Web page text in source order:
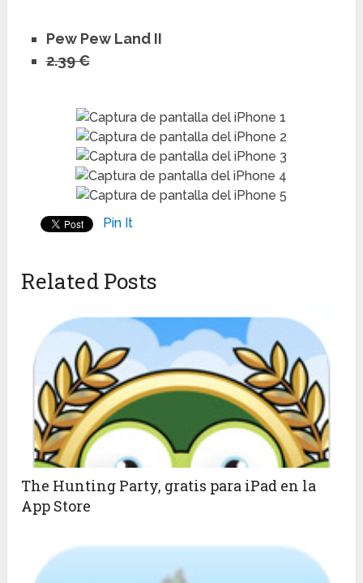
Pew Pew Land II
2.39 €
Pin It
Related Posts
The Hunting Party, gratis para iPad en la
App Store